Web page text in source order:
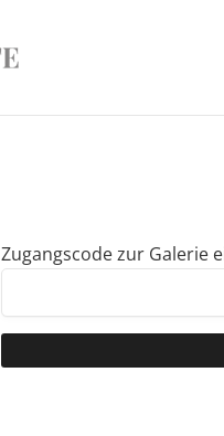
Zugangscode zur Galerie